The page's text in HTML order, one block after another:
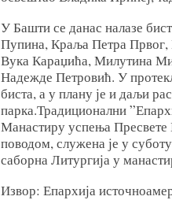
У Башти се данас налазе
Пупина, Краља Петра
Вука Караџића, Милутина
Надежде Петровић. У
биста, а у плану је и даљи
парка.Традиционални
Манастиру успења
поводом, служена је у
саборна Литургија у
Извор: Епархија